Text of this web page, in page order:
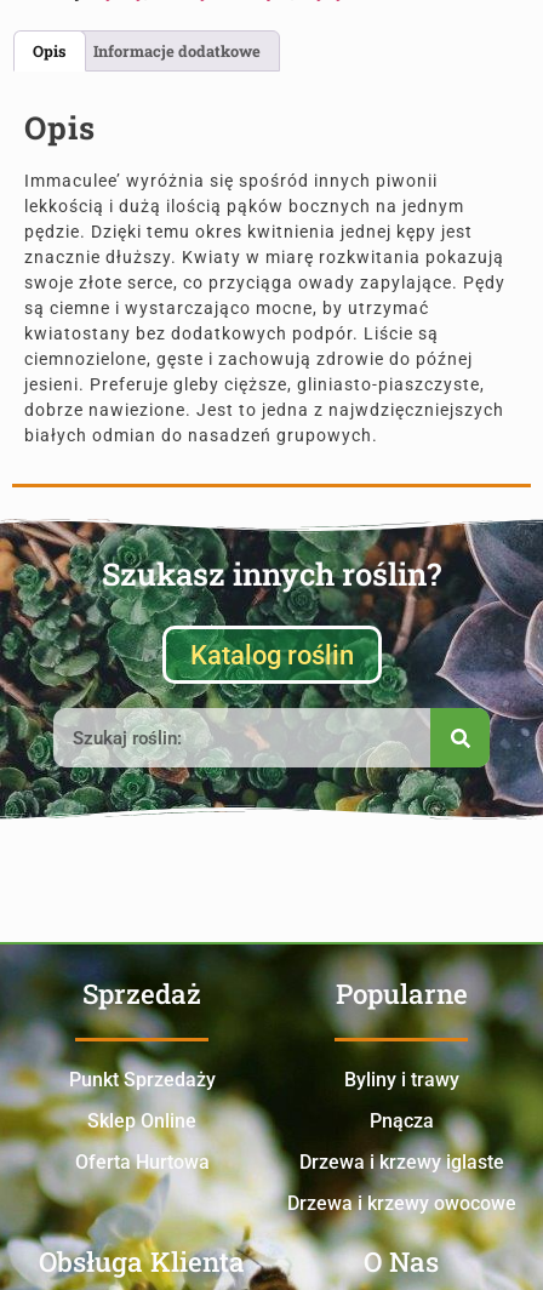
Opis Informacje dodatkowe
Opis
Immaculee’ wyróżnia się spośród innych piwonii
lekkością i dużą ilością pąków bocznych na jednym
pędzie. Dzięki temu okres kwitnienia jednej kępy jest
znacznie dłuższy. Kwiaty w miarę rozkwitania pokazują
swoje złote serce, co przyciąga owady zapylające. Pędy
są ciemne i wystarczająco mocne, by utrzymać
kwiatostany bez dodatkowych podpór. Liście są
ciemnozielone, gęste i zachowują zdrowie do późnej
jesieni. Preferuje gleby cięższe, gliniasto-piaszczyste,
dobrze nawiezione. Jest to jedna z najwdzięczniejszych
białych odmian do nasadzeń grupowych.
Szukasz innych roślin?
Katalog roślin
Sprzedaż
Punkt Sprzedaży
Sklep Online
Oferta Hurtowa
Popularne
Byliny i trawy
Pnącza
Drzewa i krzewy iglaste
Drzewa i krzewy owocowe
Obsługa Klienta O Nas